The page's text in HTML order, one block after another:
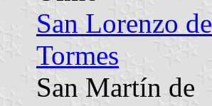
San Lorenzo de
Tormes
San Martín de